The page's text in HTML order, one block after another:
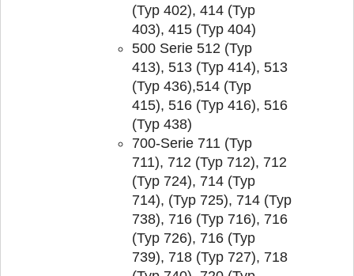
(Typ 402), 414 (Typ
403), 415 (Typ 404)
500 Serie 512 (Typ
413), 513 (Typ 414), 513
(Typ 436),514 (Typ
415), 516 (Typ 416), 516
(Typ 438)
700-Serie 711 (Typ
711), 712 (Typ 712), 712
(Typ 724), 714 (Typ
714), (Typ 725), 714 (Typ
738), 716 (Typ 716), 716
(Typ 726), 716 (Typ
739), 718 (Typ 727), 718